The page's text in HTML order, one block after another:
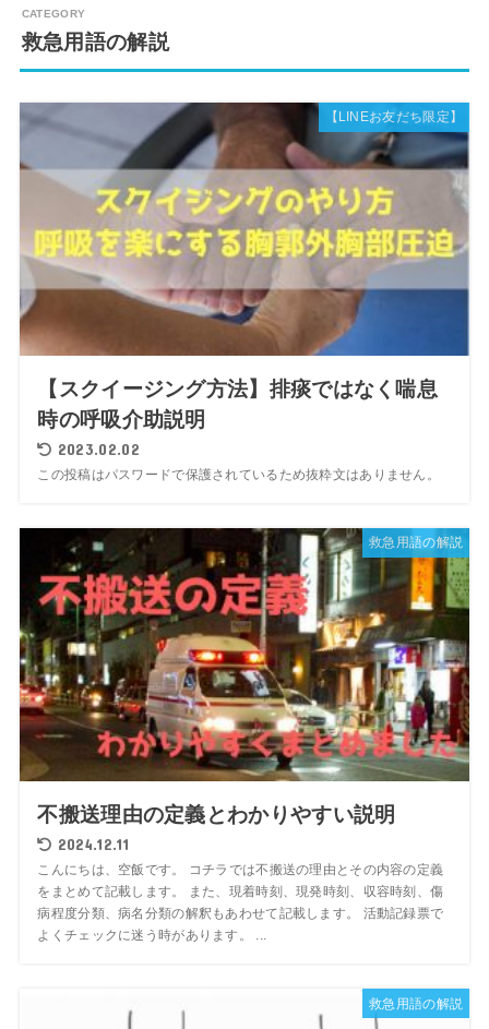
救急用語の解説
【LINEお友だち限定】
【スクイージング方法】排痰ではなく喘息
時の呼吸介助説明
2023.02.02
この投稿はパスワードで保護されているため抜粋文はありません。
救急用語の解説
不搬送理由の定義とわかりやすい説明
2024.12.11
こんにちは、空飯です。 コチラでは不搬送の理由とその内容の定義
をまとめて記載します。 また、現着時刻、現発時刻、収容時刻、傷
病程度分類、病名分類の解釈もあわせて記載します。 活動記録票で
よくチェックに迷う時があります。 ...
救急用語の解説